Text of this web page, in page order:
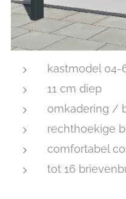
kastmodel 04-
11 cm diep
omkadering /
rechthoekige
comfortabel
tot 16